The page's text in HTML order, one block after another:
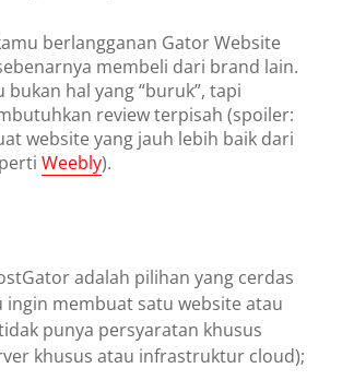
berlangganan Gator Website
membeli dari brand lain.
bukan hal yang “buruk”, tapi
review terpisah (spoiler:
website yang jauh lebih baik dari
Weebly).
adalah pilihan yang cerdas
ingin membuat satu website atau
punya persyaratan khusus
khusus atau infrastruktur cloud);